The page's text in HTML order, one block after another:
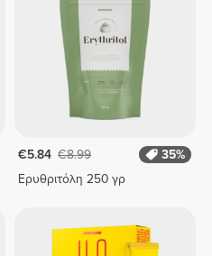
€5.84 €8.99
35%
Ερυθριτόλη 250 γρ